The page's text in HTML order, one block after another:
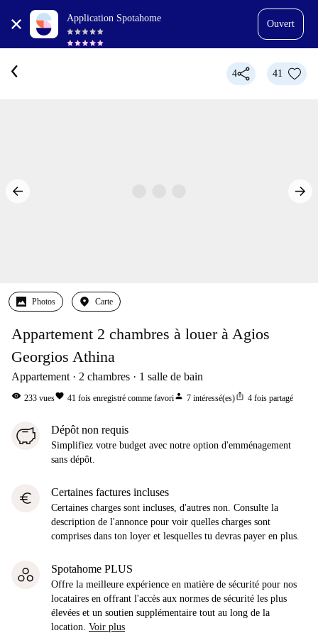
Application Spotahome
Ouvert
4 41
Photos Carte
Appartement 2 chambres à louer à Agios
Georgios Athina
Appartement 2 chambres 1 salle de bain
visibility 233 vuesfavorite 41 fois enregistré comme favoriperson 7 intéressé(es)ios_share 4 fois partagé
Dépôt non requis
Simplifiez votre budget avec notre option d'emménagement
sans dépôt.
euro Certaines factures incluses
Certaines charges sont incluses, d'autres non. Consulte la
description de l'annonce pour voir quelles charges sont
comprises dans ton loyer et lesquelles tu devras payer en plus.
Spotahome PLUS
Offre la meilleure expérience en matière de sécurité pour nos
locataires en offrant l'accès aux normes de sécurité les plus
élevées et un soutien supplémentaire tout au long de la
location. Voir plus